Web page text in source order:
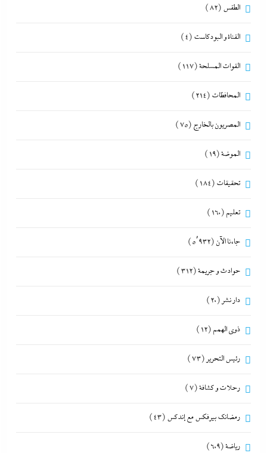
الطقس (82)
القناة و البودكاست (4)
القوات المسلحة(117)
المحافظات (214)
المصريون بالخارج (75)
الموضة(19)
تحقيقات (184)
تعليم (160)
جاءنا الآن (5٬932)
حوادث و جريمة(312)
دار نشر (20)
ذوى الهمم (12)
رئيس التحرير (73)
رحلات و كشافة(7)
رمضانك بيرفكس مع إندكس (43)
رياضة(609)